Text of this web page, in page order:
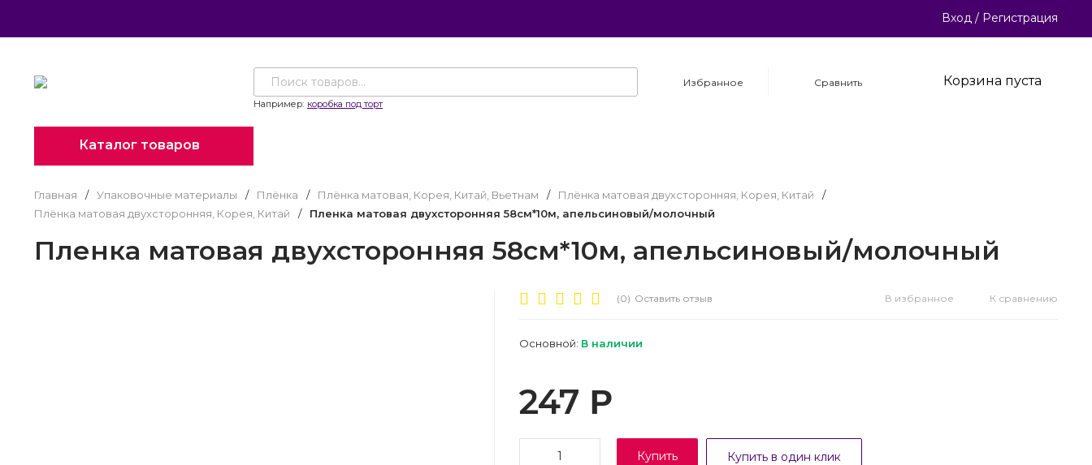
Вход / Регистрация
Например: коробка под торт
Избранное Сравнить Корзина пуста
Каталог товаров
Главная / Упаковочные материалы / Плёнка / Плёнка матовая, Корея, Китай, Вьетнам / Плёнка матовая двухсторонняя, Корея, Китай
/
Плёнка матовая двухсторонняя, Корея, Китай
/ Пленка матовая двухсторонняя 58см*10м, апельсиновый/молочный
Пленка матовая двухсторонняя 58см*10м, апельсиновый/молочный
(0) Оставить отзыв В избранное К сравнению
Основной: В наличии
247 Р
Купить Купить в один клик